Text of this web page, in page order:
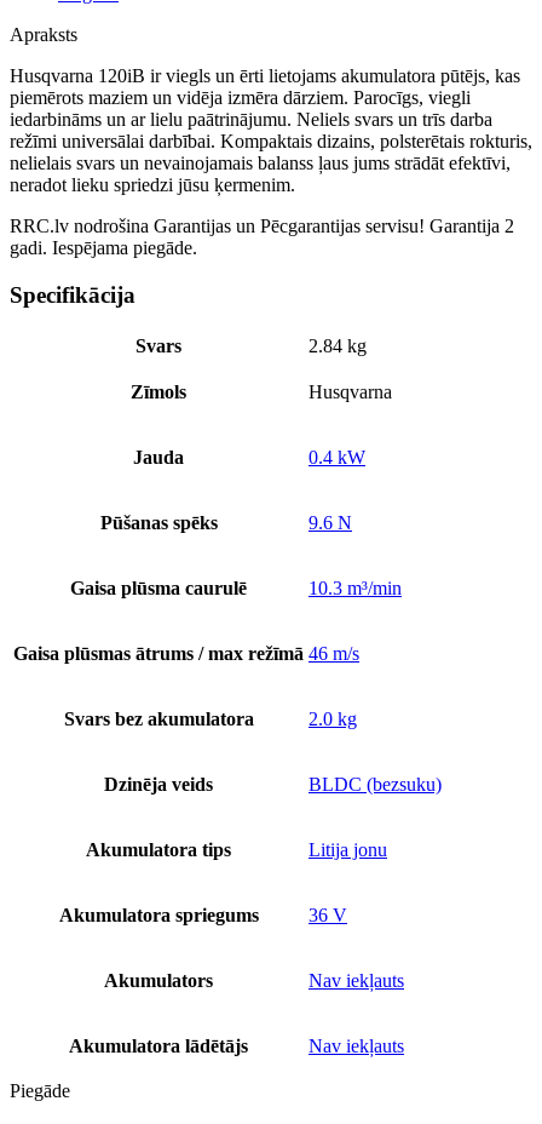
Apraksts
Husqvarna 120iB ir viegls un ērti lietojams akumulatora pūtējs, kas
piemērots maziem un vidēja izmēra dārziem. Parocīgs, viegli
iedarbināms un ar lielu paātrinājumu. Neliels svars un trīs darba
režīmi universālai darbībai. Kompaktais dizains, polsterētais rokturis,
nelielais svars un nevainojamais balanss ļaus jums strādāt efektīvi,
neradot lieku spriedzi jūsu ķermenim.
RRC.lv nodrošina Garantijas un Pēcgarantijas servisu! Garantija 2
gadi. Iespējama piegāde.
Specifikācija
Svars 2.84 kg
Zīmols Husqvarna
Jauda 0.4 kW
Pūšanas spēks 9.6 N
Gaisa plūsma caurulē 10.3 m³/min
Gaisa plūsmas ātrums / max režīmā 46 m/s
Svars bez akumulatora 2.0 kg
Dzinēja veids BLDC (bezsuku)
Akumulatora tips Litija jonu
Akumulatora spriegums 36 V
Akumulators Nav iekļauts
Akumulatora lādētājs Nav iekļauts
Piegāde